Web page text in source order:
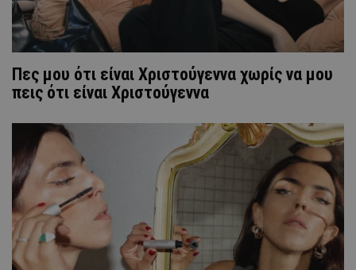
Πες μου ότι είναι Χριστούγεννα χωρίς να μου
πεις ότι είναι Χριστούγεννα